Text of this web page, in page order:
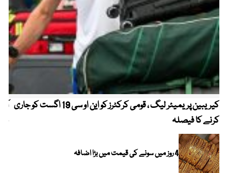
کیریبین پریمیئر لیگ ، قومی کرکٹرز کو این او سی 19 اگست کو جاری
کرنے کا فیصلہ
4 روز میں سونے کی قیمت میں بڑا اضافہ